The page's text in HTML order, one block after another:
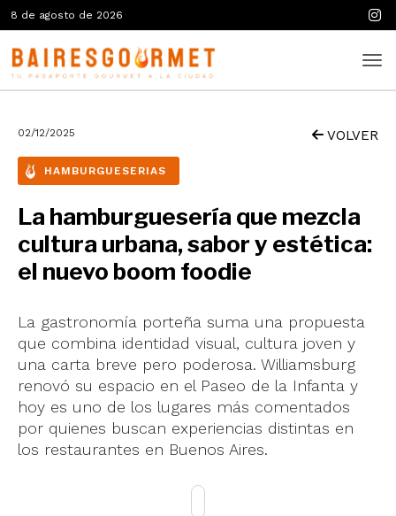
8 de agosto de 2026
02/12/2025 VOLVER
HAMBURGUESERIAS
La hamburguesería que mezcla
cultura urbana, sabor y estética:
el nuevo boom foodie
La gastronomía porteña suma una propuesta
que combina identidad visual, cultura joven y
una carta breve pero poderosa. Williamsburg
renovó su espacio en el Paseo de la Infanta y
hoy es uno de los lugares más comentados
por quienes buscan experiencias distintas en
los restaurantes en Buenos Aires.